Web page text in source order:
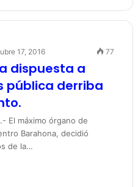
17, 2016 77
dispuesta a
pública derriba
El máximo órgano de
Barahona, decidió
de la…